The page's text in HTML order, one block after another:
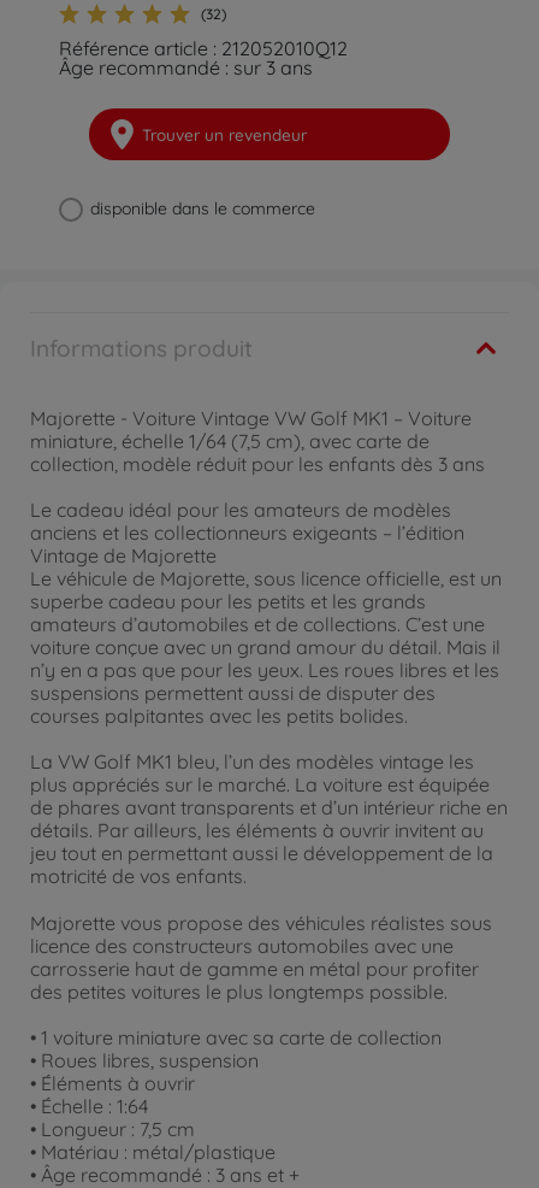
(32)
Référence article : 212052010Q12
Âge recommandé : sur 3 ans
Trouver un revendeur
disponible dans le commerce
Informations produit
Majorette - Voiture Vintage VW Golf MK1 – Voiture
miniature, échelle 1/64 (7,5 cm), avec carte de
collection, modèle réduit pour les enfants dès 3 ans
Le cadeau idéal pour les amateurs de modèles
anciens et les collectionneurs exigeants – l’édition
Vintage de Majorette
Le véhicule de Majorette, sous licence officielle, est un
superbe cadeau pour les petits et les grands
amateurs d’automobiles et de collections. C’est une
voiture conçue avec un grand amour du détail. Mais il
n’y en a pas que pour les yeux. Les roues libres et les
suspensions permettent aussi de disputer des
courses palpitantes avec les petits bolides.
La VW Golf MK1 bleu, l’un des modèles vintage les
plus appréciés sur le marché. La voiture est équipée
de phares avant transparents et d’un intérieur riche en
détails. Par ailleurs, les éléments à ouvrir invitent au
jeu tout en permettant aussi le développement de la
motricité de vos enfants.
Majorette vous propose des véhicules réalistes sous
licence des constructeurs automobiles avec une
carrosserie haut de gamme en métal pour profiter
des petites voitures le plus longtemps possible.
• 1 voiture miniature avec sa carte de collection
• Roues libres, suspension
• Éléments à ouvrir
• Échelle : 1:64
• Longueur : 7,5 cm
• Matériau : métal/plastique
• Âge recommandé : 3 ans et +